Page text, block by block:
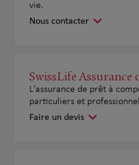
vie.
Nous contacter
SwissLife Assurance
L'assurance de prêt à
particuliers et
Faire un devis